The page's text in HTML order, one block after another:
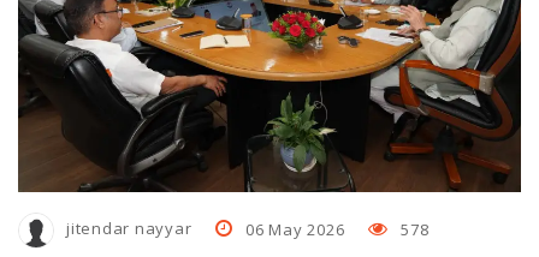
जमा होगी हार्ड कॉपी
जघन्य अपराध के आधार पर राजेश गुलाटी की जमानत अर्जी निरस्त
नशे में धुत चालक ने किया 50 यात्रियों की जान से खिलवाड़, पुलिस ने आरोपित को
पकड़ा
हड़ताल पर गए बिजली विभाग के कर्मचारी, गर्मी से लोग परेशान, पानी का भी संकट
बनभूलपुर में एक हजार लोगों को नोटिस देकर जमीन खाली करने को कहा
jitendar nayyar 06 May 2026 578